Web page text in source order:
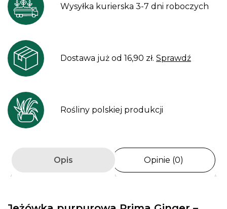
Wysyłka kurierska 3-7 dni roboczych
Dostawa już od 16,90 zł. Sprawdź
Rośliny polskiej produkcji
Opis Opinie (0)